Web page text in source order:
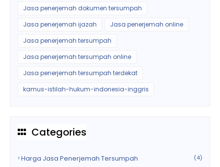
Jasa penerjemah dokumen tersumpah
Jasa penerjemah ijazah
Jasa penerjemah online
Jasa penerjemah tersumpah
Jasa penerjemah tersumpah online
Jasa penerjemah tersumpah terdekat
kamus-istilah-hukum-indonesia-inggris
Categories
Harga Jasa Penerjemah Tersumpah (4)